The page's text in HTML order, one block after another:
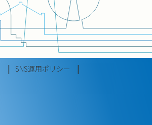
SNS運用ポリシー